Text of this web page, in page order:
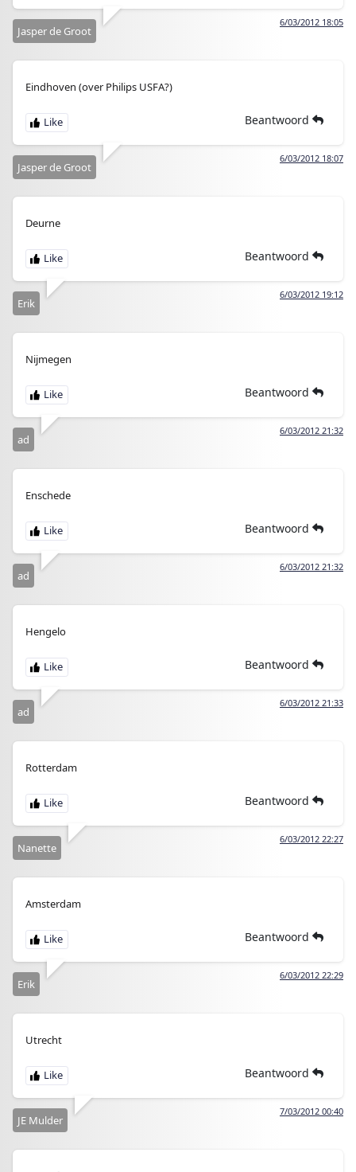
6/03/2012 18:05
Jasper de Groot
Eindhoven (over Philips USFA?)
Beantwoord
6/03/2012 18:07
Jasper de Groot
Deurne
Beantwoord
6/03/2012 19:12
Erik
Nijmegen
Beantwoord
6/03/2012 21:32
ad
Enschede
Beantwoord
6/03/2012 21:32
ad
Hengelo
Beantwoord
6/03/2012 21:33
ad
Rotterdam
Beantwoord
6/03/2012 22:27
Nanette
Amsterdam
Beantwoord
6/03/2012 22:29
Erik
Utrecht
Beantwoord
7/03/2012 00:40
JE Mulder